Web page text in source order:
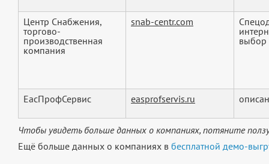
Центр Снабжения,
торгово-
производственная
компания
snab-centr.com
выбор
ЕасПрофСервис easprofservis.ru
Чтобы увидеть больше данных о компаниях, потяните
Ещё больше данных о компаниях в бесплатной демо-